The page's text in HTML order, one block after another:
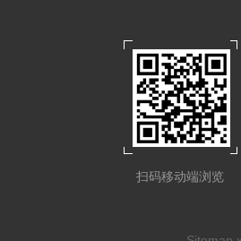
扫码移动端浏览